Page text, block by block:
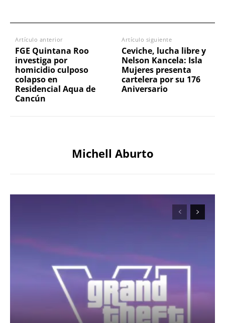
Artículo anterior
FGE Quintana Roo
investiga por
homicidio culposo
colapso en
Residencial Aqua de
Cancún
Artículo siguiente
Ceviche, lucha libre y
Nelson Kancela: Isla
Mujeres presenta
cartelera por su 176
Aniversario
Michell Aburto